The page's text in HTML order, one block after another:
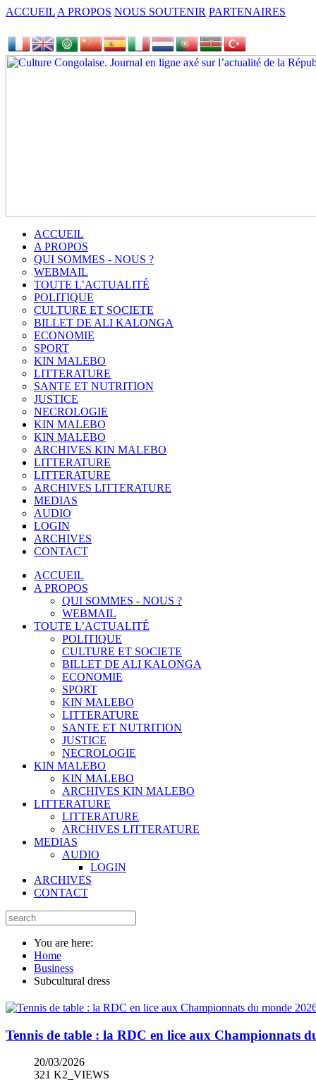
ACCUEIL A PROPOS NOUS SOUTENIR PARTENAIRES
ACCUEIL
A PROPOS
QUI SOMMES - NOUS ?
WEBMAIL
TOUTE L’ACTUALITÉ
POLITIQUE
CULTURE ET SOCIETE
BILLET DE ALI KALONGA
ECONOMIE
SPORT
KIN MALEBO
LITTERATURE
SANTE ET NUTRITION
JUSTICE
NECROLOGIE
KIN MALEBO
KIN MALEBO
ARCHIVES KIN MALEBO
LITTERATURE
LITTERATURE
ARCHIVES LITTERATURE
MEDIAS
AUDIO
LOGIN
ARCHIVES
CONTACT
ACCUEIL
A PROPOS
QUI SOMMES - NOUS ?
WEBMAIL
TOUTE L’ACTUALITÉ
POLITIQUE
CULTURE ET SOCIETE
BILLET DE ALI KALONGA
ECONOMIE
SPORT
KIN MALEBO
LITTERATURE
SANTE ET NUTRITION
JUSTICE
NECROLOGIE
KIN MALEBO
KIN MALEBO
ARCHIVES KIN MALEBO
LITTERATURE
LITTERATURE
ARCHIVES LITTERATURE
MEDIAS
AUDIO
LOGIN
ARCHIVES
CONTACT
You are here:
Home
Business
Subcultural dress
Tennis de table : la RDC en lice aux Championnats
20/03/2026
321 K2_VIEWS